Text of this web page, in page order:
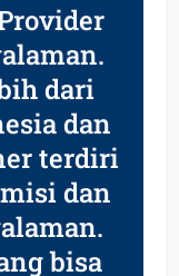
dari
dan
terdiri
dan
bisa